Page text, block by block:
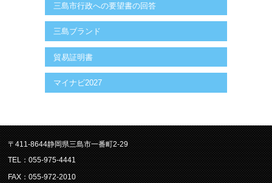
三島市行政への要望書の回答
三島ブランド
貿易証明書
マイナビ2027
〒411-8644静岡県三島市一番町2-29
TEL：055-975-4441
FAX：055-972-2010